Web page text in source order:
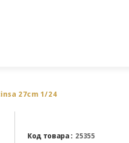
27cm 1/24
Код товара : 25355